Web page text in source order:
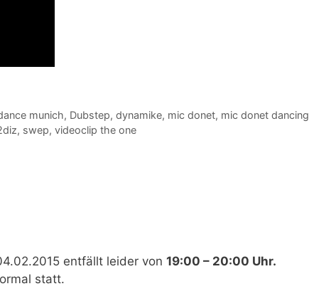
munich, Dubstep, dynamike, mic donet, mic donet dancing
, swep, videoclip the one
entfällt leider von 19:00 – 20:00 Uhr.
statt.